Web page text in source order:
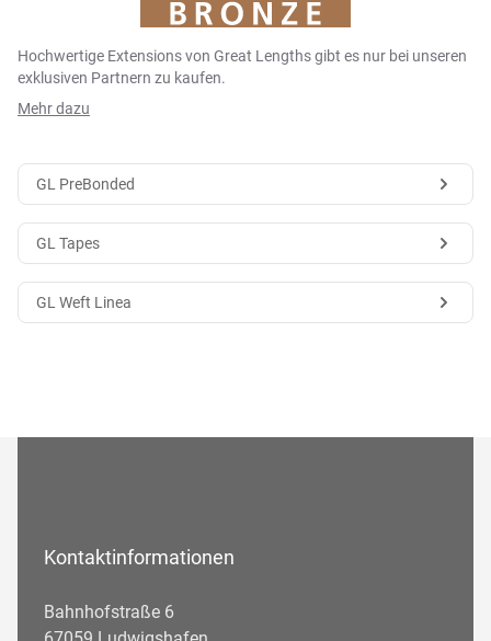
Hochwertige Extensions von Great Lengths gibt es nur bei unseren
exklusiven Partnern zu kaufen.
Mehr dazu
GL PreBonded
GL Tapes
GL Weft Linea
Kontaktinformationen
Bahnhofstraße 6